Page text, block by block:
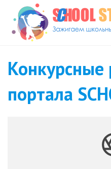
Перейти
содержимому
Конкурсные
портала